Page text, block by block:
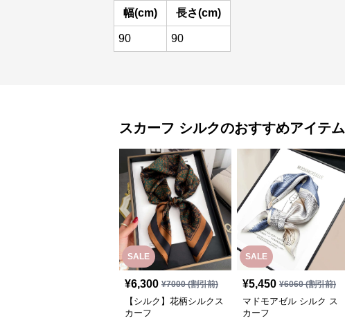
幅(cm) 長さ(cm)
90 90
スカーフ シルクのおすすめアイテム
SALE
¥6,300 ¥7000(割引前)
【シルク】花柄シルクス
カーフ
SALE
¥5,450 ¥6060(割引前)
マドモアゼル シルク ス
カーフ